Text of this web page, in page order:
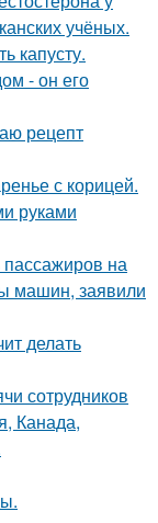
учёных.
капусту.
- он его
рецепт
с корицей.
руками
пассажиров на
машин, заявили
делать
сотрудников
Канада,